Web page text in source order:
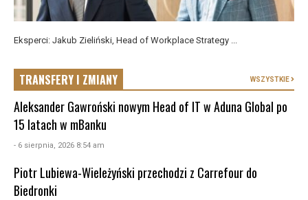
Eksperci: Jakub Zieliński, Head of Workplace Strategy ...
TRANSFERY I ZMIANY WSZYSTKIE
Aleksander Gawroński nowym Head of IT w Aduna Global po
15 latach w mBanku
- 6 sierpnia, 2026 8:54 am
Piotr Lubiewa-Wieleżyński przechodzi z Carrefour do
Biedronki